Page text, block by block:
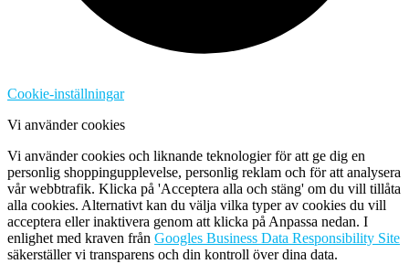
Cookie-inställningar
Vi använder cookies
Vi använder cookies och liknande teknologier för att ge dig en
personlig shoppingupplevelse, personlig reklam och för att analysera
vår webbtrafik. Klicka på 'Acceptera alla och stäng' om du vill tillåta
alla cookies. Alternativt kan du välja vilka typer av cookies du vill
acceptera eller inaktivera genom att klicka på Anpassa nedan. I
enlighet med kraven från Googles Business Data Responsibility Site
säkerställer vi transparens och din kontroll över dina data.